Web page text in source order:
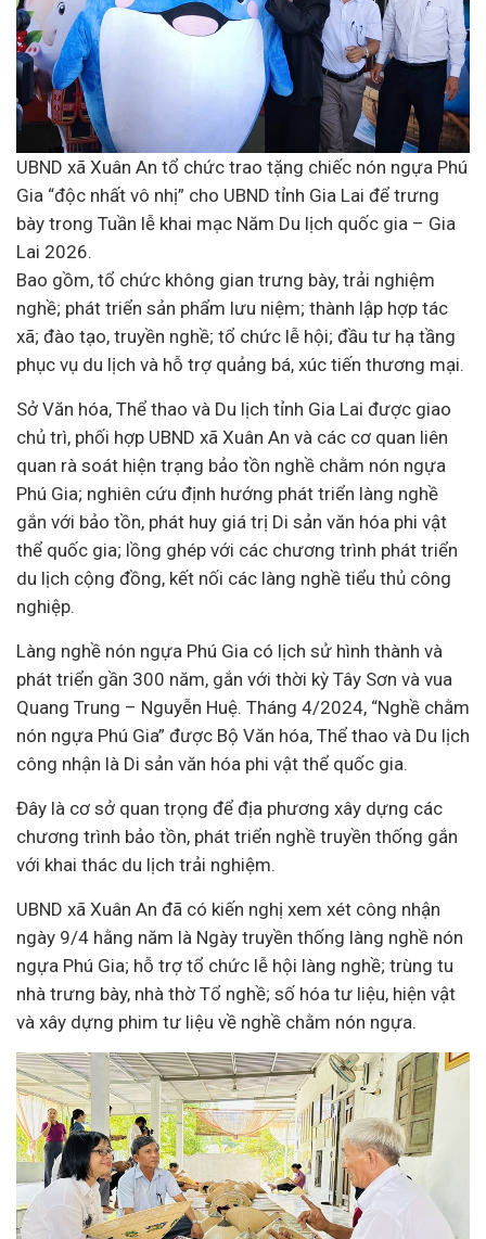
UBND xã Xuân An tổ chức trao tặng chiếc nón ngựa Phú
Gia “độc nhất vô nhị” cho UBND tỉnh Gia Lai để trưng
bày trong Tuần lễ khai mạc Năm Du lịch quốc gia – Gia
Lai 2026.
Bao gồm, tổ chức không gian trưng bày, trải nghiệm
nghề; phát triển sản phẩm lưu niệm; thành lập hợp tác
xã; đào tạo, truyền nghề; tổ chức lễ hội; đầu tư hạ tầng
phục vụ du lịch và hỗ trợ quảng bá, xúc tiến thương mại.
Sở Văn hóa, Thể thao và Du lịch tỉnh Gia Lai được giao
chủ trì, phối hợp UBND xã Xuân An và các cơ quan liên
quan rà soát hiện trạng bảo tồn nghề chằm nón ngựa
Phú Gia; nghiên cứu định hướng phát triển làng nghề
gắn với bảo tồn, phát huy giá trị Di sản văn hóa phi vật
thể quốc gia; lồng ghép với các chương trình phát triển
du lịch cộng đồng, kết nối các làng nghề tiểu thủ công
nghiệp.
Làng nghề nón ngựa Phú Gia có lịch sử hình thành và
phát triển gần 300 năm, gắn với thời kỳ Tây Sơn và vua
Quang Trung – Nguyễn Huệ. Tháng 4/2024, “Nghề chằm
nón ngựa Phú Gia” được Bộ Văn hóa, Thể thao và Du lịch
công nhận là Di sản văn hóa phi vật thể quốc gia.
Đây là cơ sở quan trọng để địa phương xây dựng các
chương trình bảo tồn, phát triển nghề truyền thống gắn
với khai thác du lịch trải nghiệm.
UBND xã Xuân An đã có kiến nghị xem xét công nhận
ngày 9/4 hằng năm là Ngày truyền thống làng nghề nón
ngựa Phú Gia; hỗ trợ tổ chức lễ hội làng nghề; trùng tu
nhà trưng bày, nhà thờ Tổ nghề; số hóa tư liệu, hiện vật
và xây dựng phim tư liệu về nghề chằm nón ngựa.